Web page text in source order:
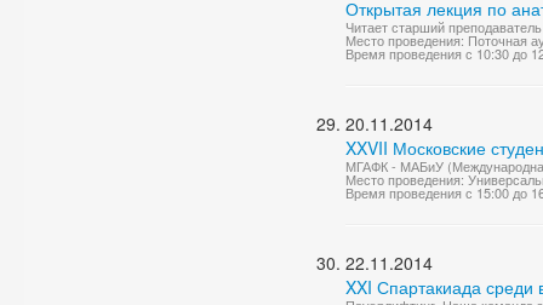
Открытая лекция по
Читает старший
Место проведения: Поточная
Время проведения с 10:30 до
20.11.2014
XXVII Московские
МГАФК - МАБиУ
Место проведения:
Время проведения с 15:00 до
22.11.2014
XXI Спартакиада